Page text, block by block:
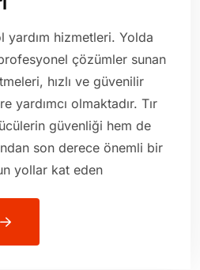
yardım hizmetleri. Yolda
çözümler sunan
hızlı ve güvenilir
yardımcı olmaktadır. Tır
güvenliği hem de
son derece önemli bir
yollar kat eden